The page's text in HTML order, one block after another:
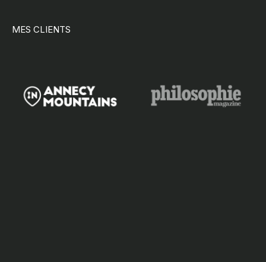
MES CLIENTS